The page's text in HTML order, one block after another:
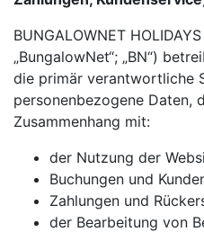
BUNGALOWNET
„BungalowNet“; „BN“)
die primär verantwortliche
personenbezogene Daten,
Zusammenhang mit:
der Nutzung der
Buchungen und
Zahlungen und
der Bearbeitung von